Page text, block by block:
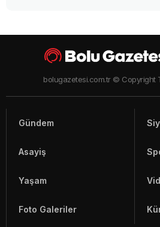
bolugazetesi.com.tr © Copyright
Gündem
Asayiş
Yaşam
Foto Galeriler